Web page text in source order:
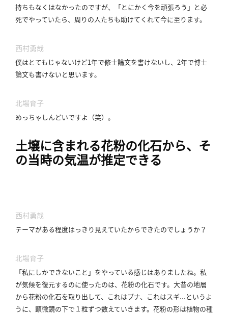
持ちもなくはなかったのですが、「とにかく今を頑張ろう」と必
死でやっていたら、周りの人たちも助けてくれて今に至ります。
西村勇哉
僕はとてもじゃないけど1年で修士論文を書けないし、2年で博士
論文も書けないと思います。
北場育子
めっちゃしんどいですよ（笑）。
土壌に含まれる花粉の化石から、そ
の当時の気温が推定できる
西村勇哉
テーマがある程度はっきり見えていたからできたのでしょうか？
北場育子
「私にしかできないこと」をやっている感じはありましたね。 私
が気候を復元するのに使ったのは、花粉の化石です。 大昔の地層
から花粉の化石を取り出して、これはブナ、これはスギ...というよ
うに、顕微鏡の下で１粒ずつ数えていきます。 花粉の形は植物の種